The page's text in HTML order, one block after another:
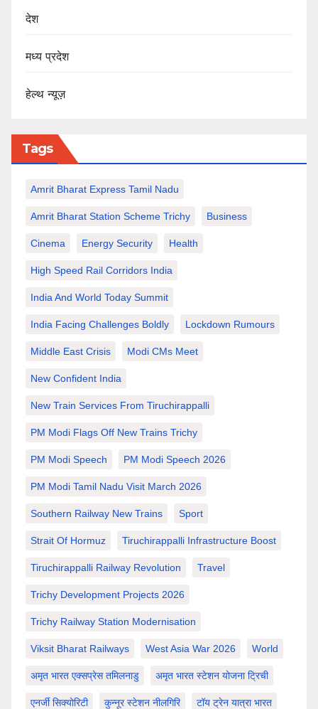
देश
मध्य प्रदेश
हेल्थ न्यूज़
Tags
Amrit Bharat Express Tamil Nadu
Amrit Bharat Station Scheme Trichy Business
Cinema Energy Security Health
High Speed Rail Corridors India
India And World Today Summit
India Facing Challenges Boldly Lockdown Rumours
Middle East Crisis Modi CMs Meet
New Confident India
New Train Services From Tiruchirappalli
PM Modi Flags Off New Trains Trichy
PM Modi Speech PM Modi Speech 2026
PM Modi Tamil Nadu Visit March 2026
Southern Railway New Trains Sport
Strait Of Hormuz Tiruchirappalli Infrastructure Boost
Tiruchirappalli Railway Revolution Travel
Trichy Development Projects 2026
Trichy Railway Station Modernisation
Viksit Bharat Railways West Asia War 2026 World
अमृत भारत एक्सप्रेस तमिलनाडु अमृत भारत स्टेशन योजना ट्रिची
एनर्जी सिक्योरिटी कुन्नूर स्टेशन नीलगिरि टॉय ट्रेन यात्रा भारत